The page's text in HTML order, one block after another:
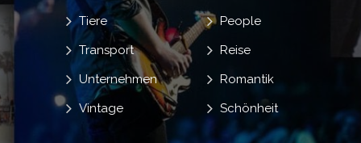
People
Reise
Romantik
Schönheit
Tiere
Transport
Unternehmen
Vintage